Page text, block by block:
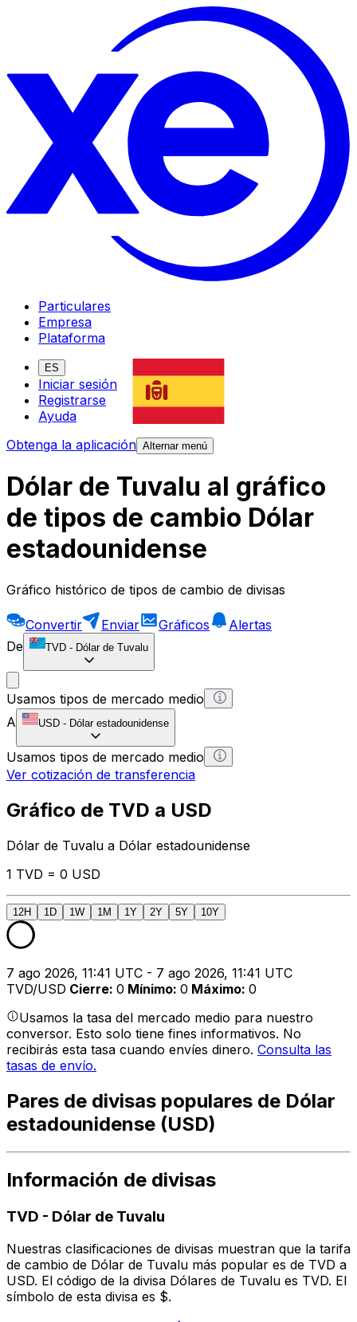
Particulares
Empresa
Plataforma
ES
Iniciar sesión
Registrarse
Ayuda
Obtenga la aplicación Alternar menú
Dólar de Tuvalu al gráfico
de tipos de cambio Dólar
estadounidense
Gráfico histórico de tipos de cambio de divisas
Convertir Enviar Gráficos
Alertas
De
TVD - Dólar de Tuvalu
Usamos tipos de mercado medio
A
USD - Dólar estadounidense
Usamos tipos de mercado medio
Ver cotización de transferencia
Gráfico de TVD a USD
Dólar de Tuvalu a Dólar estadounidense
1 TVD = 0 USD
12H 1D 1W 1M 1Y 2Y 5Y 10Y
7 ago 2026, 11:41 UTC - 7 ago 2026, 11:41 UTC
TVD/USD Cierre: 0 Mínimo: 0 Máximo: 0
Usamos la tasa del mercado medio para nuestro
conversor. Esto solo tiene fines informativos. No
recibirás esta tasa cuando envíes dinero. Consulta las
tasas de envío.
Pares de divisas populares de Dólar
estadounidense (USD)
Información de divisas
TVD - Dólar de Tuvalu
Nuestras clasificaciones de divisas muestran que la tarifa
de cambio de Dólar de Tuvalu más popular es de TVD a
USD. El código de la divisa Dólares de Tuvalu es TVD. El
símbolo de esta divisa es $.